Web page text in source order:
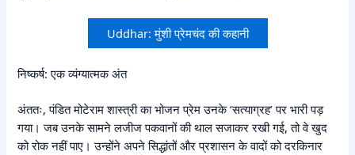
Uddhar: मुंशी प्रेमचंद की कहानी
निष्कर्ष: एक व्यंग्यात्मक अंत
अंततः, पंडित मोटेराम शास्त्री का भोजन प्रेम उनके ‘सत्याग्रह’ पर भारी पड़
गया। जब उनके सामने लजीज पकवानों की थाल सजाकर रखी गई, तो वे खुद
को रोक नहीं पाए। उन्होंने अपने सिद्धांतों और प्रशासन के वादों को दरकिनार